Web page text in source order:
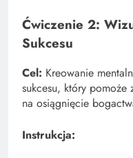
Ćwiczenie 2:
Sukcesu
Cel: Kreowanie
sukcesu, który
na osiągnięcie
Instrukcja: